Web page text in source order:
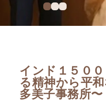
インド１５０
る精神から平
多美子事務所〜